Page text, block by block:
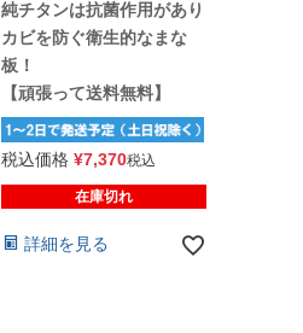
純チタンは抗菌作用があり
カビを防ぐ衛生的なまな
板！
【頑張って送料無料】
税込価格 ¥7,370税込
在庫切れ
詳細を見る